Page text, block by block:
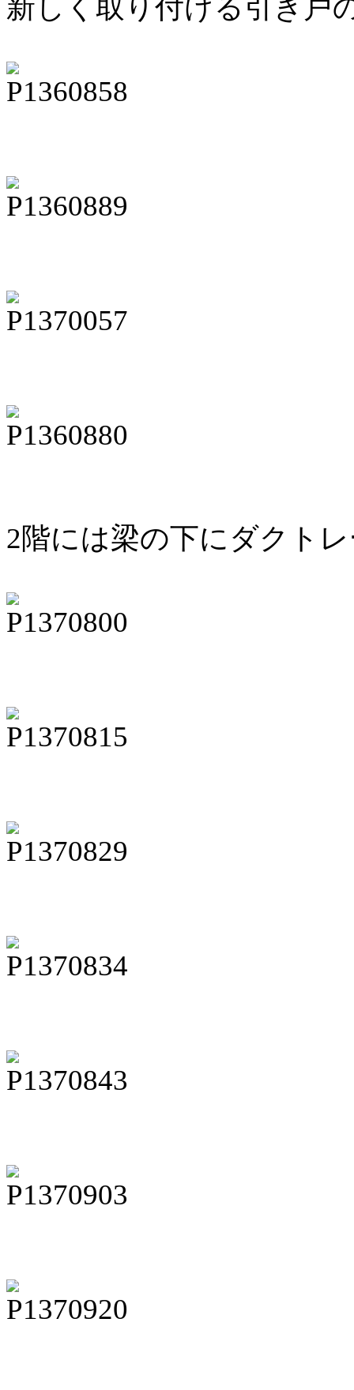
新しく取り付ける引き戸
2階には梁の下にダクト